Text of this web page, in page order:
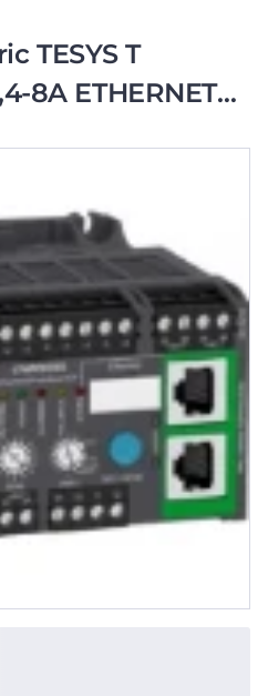
TESYS T
8A ETHERNET